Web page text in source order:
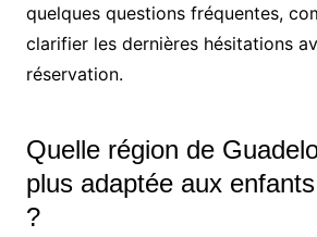
quelques questions fréquentes,
clarifier les dernières hésitations
réservation.
Quelle région de
plus adaptée aux
?